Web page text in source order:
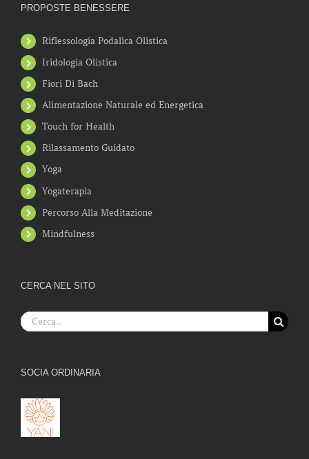
PROPOSTE BENESSERE
Riflessologia Podalica Olistica
Iridologia Olistica
Fiori Di Bach
Alimentazione Naturale ed Energetica
Touch for Health
Rilassamento Guidato
Yoga
Yogaterapia
Percorso Alla Meditazione
Mindfulness
CERCA NEL SITO
Cerca
per:
SOCIA ORDINARIA